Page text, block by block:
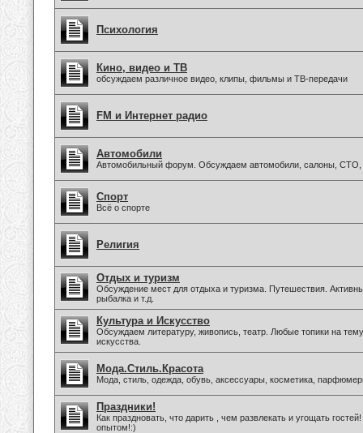
Психология
Кино, видео и ТВ
обсуждаем различное видео, клипы, фильмы и ТВ-передачи
FM и Интернет радио
Автомобили
Автомобильный форум. Обсуждаем автомобили, салоны, СТО,
Спорт
Всё о спорте
Религия
Отдых и туризм
Обсуждение мест для отдыха и туризма. Путешествия.
рыбалка и т.д.
Культура и Искусство
Обсуждаем литературу, живопись, театр. Любые топики на
искусства.
Мода.Стиль.Красота
Мода, стиль, одежда, обувь, аксессуары, косметика,
Праздники!
Как праздновать, что дарить , чем развлекать и угощать
опытом!:)